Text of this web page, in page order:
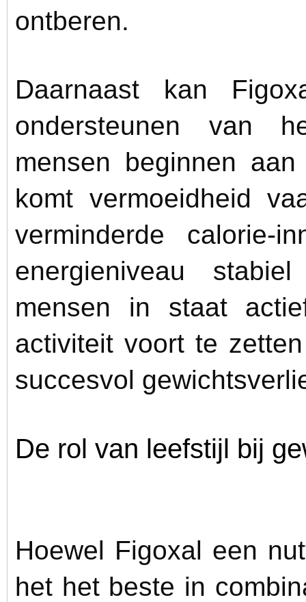
ontberen.
Daarnaast kan
ondersteunen van
mensen beginnen
komt vermoeidheid
verminderde calorie-
energieniveau
mensen in staat
activiteit voort te
succesvol
De rol van leefstijl bij
Hoewel Figoxal een
het het beste in